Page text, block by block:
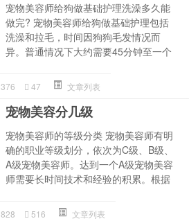
宠物美容师给狗做基础护理洗澡多久能
做完? 宠物美容师给狗做基础护理包括
洗澡和拉毛，时间因狗狗毛发情况而
异。普通情况下大约需要45分钟至一个
376 47 文章列表
宠物美容分几级
宠物美容师的等级分类 宠物美容师有明
确的职业等级划分，依次为C级、B级、
A级宠物美容师。达到一个A级宠物美容
师需要长时间技术和经验的积累。根据
828 516 文章列表